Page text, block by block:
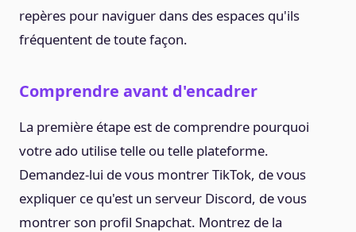
repères pour naviguer dans des espaces qu'ils
fréquentent de toute façon.
Comprendre avant d'encadrer
La première étape est de comprendre pourquoi
votre ado utilise telle ou telle plateforme.
Demandez-lui de vous montrer TikTok, de vous
expliquer ce qu'est un serveur Discord, de vous
montrer son profil Snapchat. Montrez de la